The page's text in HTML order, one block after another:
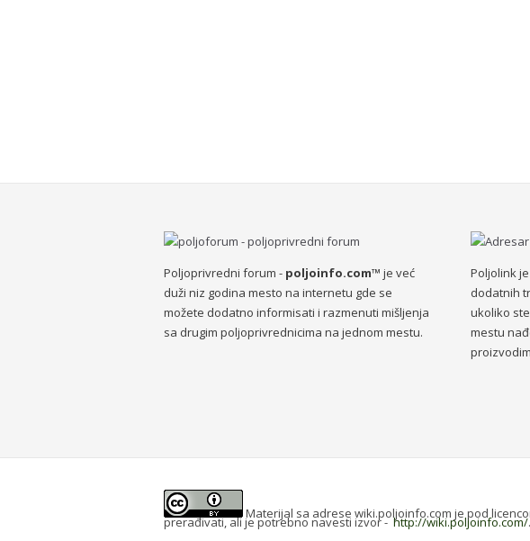
Poljoprivredni forum - poljoinfo.com™ je već
duži niz godina mesto na internetu gde se
možete dodatno informisati i razmenuti mišljenja
sa drugim poljoprivrednicima na jednom mestu.
Poljolink
dodatnih
ukoliko
mestu
Materijal sa adrese wiki.poljoinfo.com je pod
prerađivati, ali je potrebno navesti izvor -http://wiki.poljoinfo.com/.